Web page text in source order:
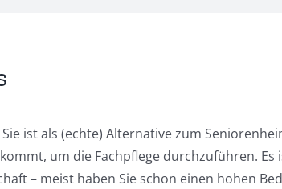
ist als (echte) Alternative zum
um die Fachpflege durchzuführen. Es
– meist haben Sie schon einen hohen